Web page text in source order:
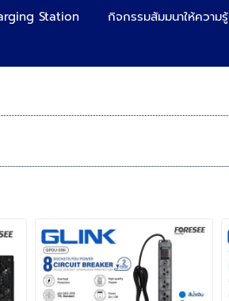
Station กิจกรรมสัมมนาให้ความรู้